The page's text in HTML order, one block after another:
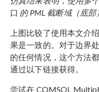
口 的 PML 截断域（底部
上图比较了使用本文介
果是一致的。对于边界
的任何情况，这个方法
通过以下链接获得。
尝试在 COMSOL